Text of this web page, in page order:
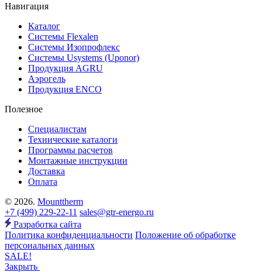
Навигация
Каталог
Системы Flexalen
Системы Изопрофлекс
Системы Usystems (Uponor)
Продукция AGRU
Аэрогель
Продукция ENCO
Полезное
Специалистам
Технические каталоги
Программы расчетов
Монтажные инструкции
Доставка
Оплата
© 2026. Mounttherm
+7 (499) 229-22-11 sales@gtr-energo.ru
Разработка сайта
Политика конфиденциальности Положение об обработке
персональных данных
SALE!
Закрыть